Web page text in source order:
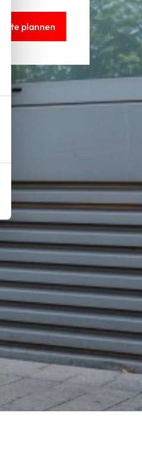
Route plannen